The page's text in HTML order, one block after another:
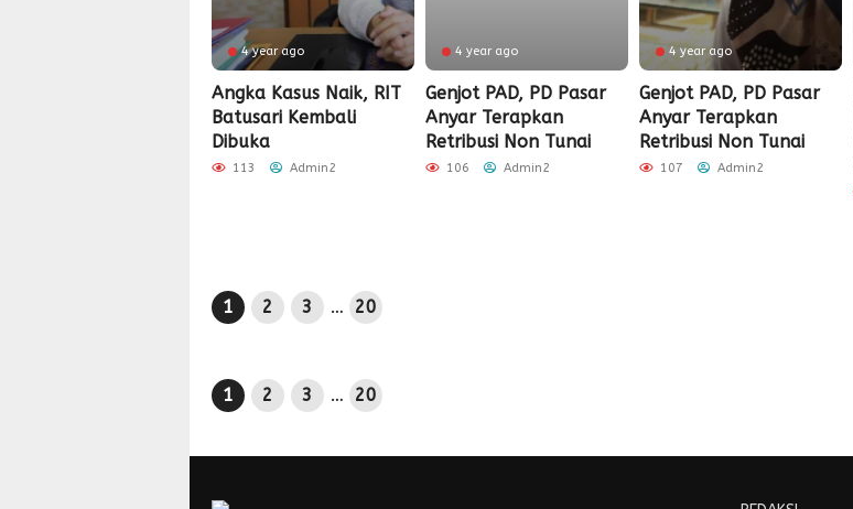
4 year ago
Angka Kasus Naik, RIT
Batusari Kembali
Dibuka
113 Admin2
4 year ago
Genjot PAD, PD Pasar
Anyar Terapkan
Retribusi Non Tunai
106 Admin2
4 year ago
Genjot PAD, PD Pasar
Anyar Terapkan
Retribusi Non Tunai
107 Admin2
1 2 3 … 20
1 2 3 … 20